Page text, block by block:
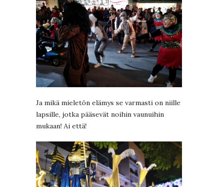
Ja mikä mieletön elämys se varmasti on niille
lapsille, jotka pääsevät noihin vaunuihin
mukaan! Ai että!